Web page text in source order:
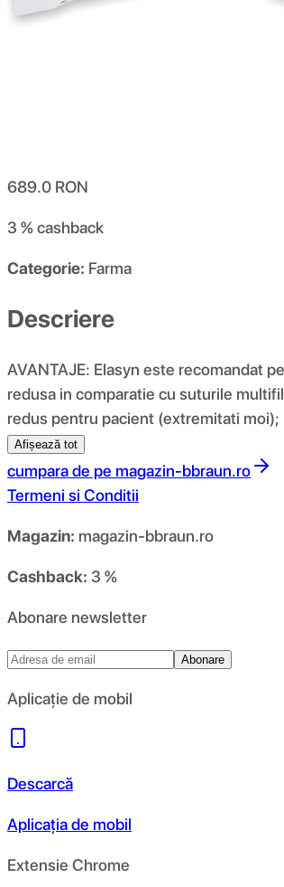
689.0 RON
3 %cashback
Categorie: Farma
Descriere
AVANTAJE: Elasyn este recomandat
redusa in comparatie cu suturile
redus pentru pacient (extremitati
Afișează tot
cumpara de pe magazin-bbraun.ro
Termeni si Conditii
Magazin: magazin-bbraun.ro
Cashback: 3 %
Abonare newsletter
Abonare
Aplicație de mobil
Descarcă
Aplicația de mobil
Extensie Chrome